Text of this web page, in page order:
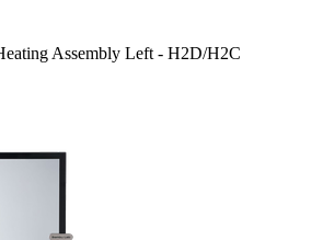
Assembly Left - H2D/H2C